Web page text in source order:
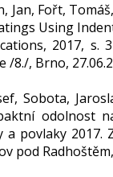
Jan, Fořt,
Using
2017, s.
, Brno,
Sobota,
odolnost
povlaky 2017.
pod